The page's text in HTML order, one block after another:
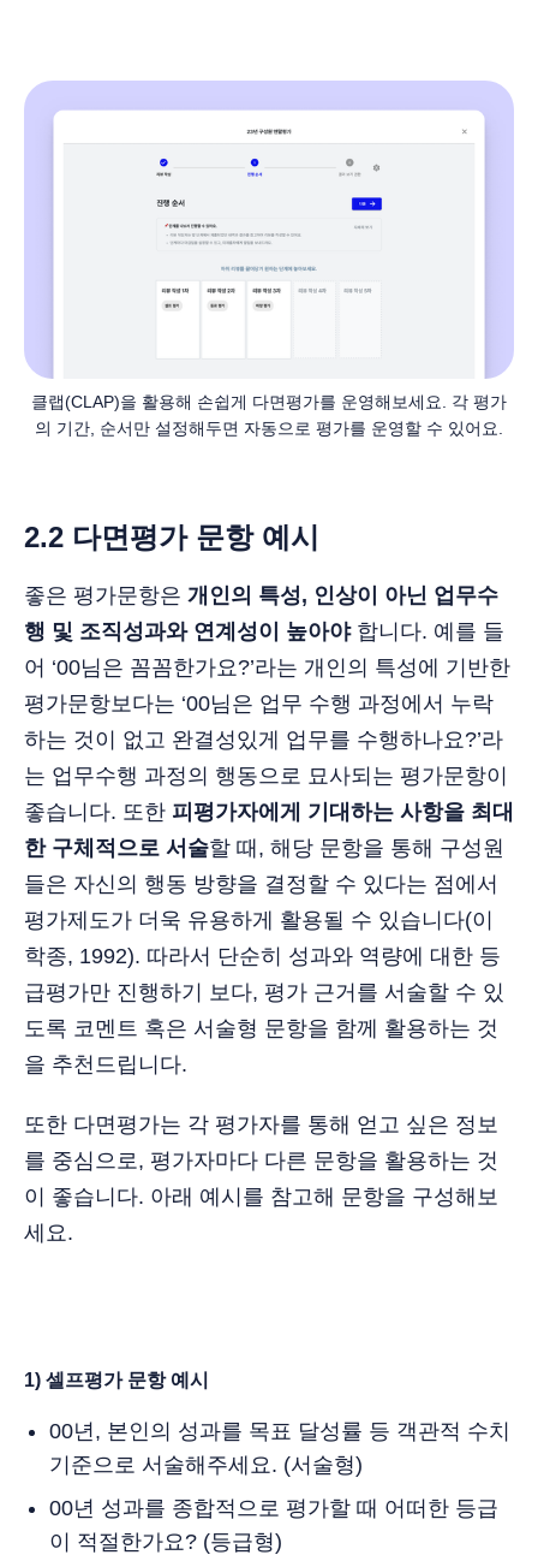
클랩(CLAP)을 활용해 손쉽게 다면평가를 운영해보세요. 각 평가
의 기간, 순서만 설정해두면 자동으로 평가를 운영할 수 있어요.
2.2 다면평가 문항 예시
좋은 평가문항은 개인의 특성, 인상이 아닌 업무수
행 및 조직성과와 연계성이 높아야합니다. 예를 들
어 ‘00님은 꼼꼼한가요?’라는 개인의 특성에 기반한
평가문항보다는 ‘00님은 업무 수행 과정에서 누락
하는 것이 없고 완결성있게 업무를 수행하나요?’라
는 업무수행 과정의 행동으로 묘사되는 평가문항이
좋습니다. 또한 피평가자에게 기대하는 사항을 최대
한 구체적으로 서술할 때, 해당 문항을 통해 구성원
들은 자신의 행동 방향을 결정할 수 있다는 점에서
평가제도가 더욱 유용하게 활용될 수 있습니다(이
학종, 1992). 따라서 단순히 성과와 역량에 대한 등
급평가만 진행하기 보다, 평가 근거를 서술할 수 있
도록 코멘트 혹은 서술형 문항을 함께 활용하는 것
을 추천드립니다.
또한 다면평가는 각 평가자를 통해 얻고 싶은 정보
를 중심으로, 평가자마다 다른 문항을 활용하는 것
이 좋습니다. 아래 예시를 참고해 문항을 구성해보
세요.
1) 셀프평가 문항 예시
00년, 본인의 성과를 목표 달성률 등 객관적 수치
기준으로 서술해주세요. (서술형)
00년 성과를 종합적으로 평가할 때 어떠한 등급
이 적절한가요? (등급형)